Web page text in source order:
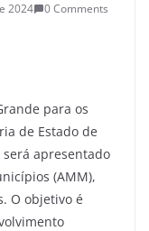
2024 0 Comments
para os
de Estado de
será apresentado
(AMM),
O objetivo é